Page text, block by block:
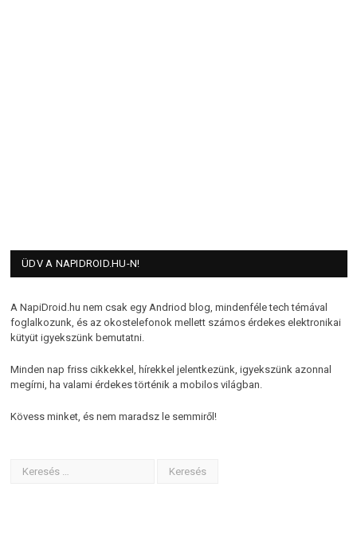
ÜDV A NAPIDROID.HU-N!
A NapiDroid.hu nem csak egy Andriod blog, mindenféle tech témával
foglalkozunk, és az okostelefonok mellett számos érdekes elektronikai
kütyüt igyekszünk bemutatni.
Minden nap friss cikkekkel, hírekkel jelentkezünk, igyekszünk azonnal
megírni, ha valami érdekes történik a mobilos világban.
Kövess minket, és nem maradsz le semmiről!